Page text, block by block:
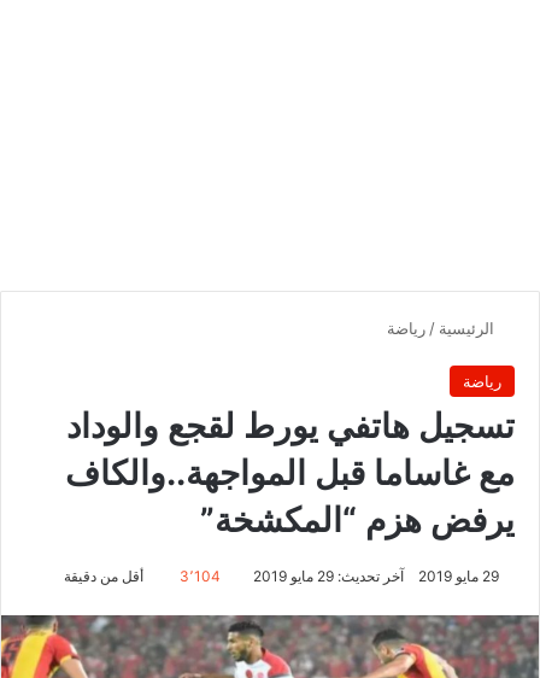
الرئيسية / رياضة
رياضة
تسجيل هاتفي يورط لقجع والوداد
مع غاساما قبل المواجهة..والكاف
يرفض هزم “المكشخة”
29 مايو 2019 آخر تحديث: 29 مايو 2019 3٬104 أقل من دقيقة